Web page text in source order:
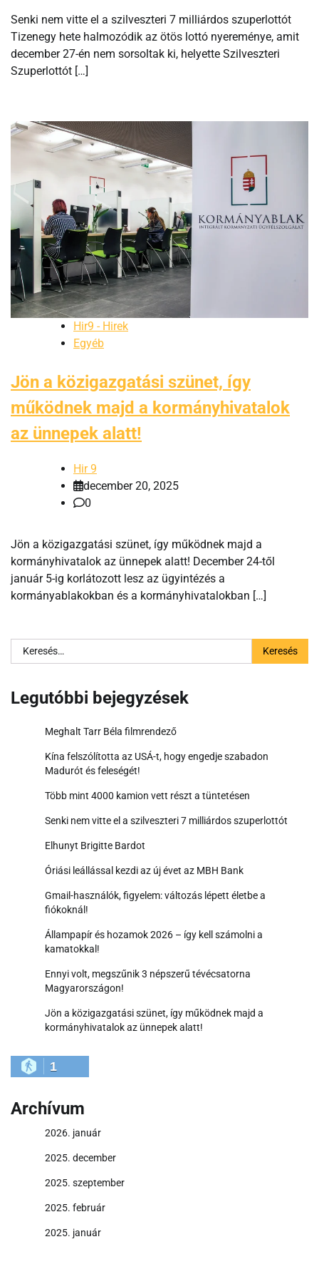
Senki nem vitte el a szilveszteri 7 milliárdos szuperlottót
Tizenegy hete halmozódik az ötös lottó nyereménye, amit
december 27-én nem sorsoltak ki, helyette Szilveszteri
Szuperlottót […]
Hir9 - Hirek
Egyéb
Jön a közigazgatási szünet, így
működnek majd a kormányhivatalok
az ünnepek alatt!
Hir 9
december 20, 2025
0
Jön a közigazgatási szünet, így működnek majd a
kormányhivatalok az ünnepek alatt! December 24-től
január 5-ig korlátozott lesz az ügyintézés a
kormányablakokban és a kormányhivatalokban […]
Keresés:
Legutóbbi bejegyzések
Meghalt Tarr Béla filmrendező
Kína felszólította az USÁ-t, hogy engedje szabadon
Madurót és feleségét!
Több mint 4000 kamion vett részt a tüntetésen
Senki nem vitte el a szilveszteri 7 milliárdos szuperlottót
Elhunyt Brigitte Bardot
Óriási leállással kezdi az új évet az MBH Bank
Gmail-használók, figyelem: változás lépett életbe a
fiókoknál!
Állampapír és hozamok 2026 – így kell számolni a
kamatokkal!
Ennyi volt, megszűnik 3 népszerű tévécsatorna
Magyarországon!
Jön a közigazgatási szünet, így működnek majd a
kormányhivatalok az ünnepek alatt!
1
Archívum
2026. január
2025. december
2025. szeptember
2025. február
2025. január